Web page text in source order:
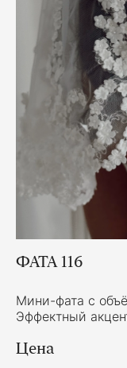
ФАТА 116
Мини-фата с
Эффектный
Цена